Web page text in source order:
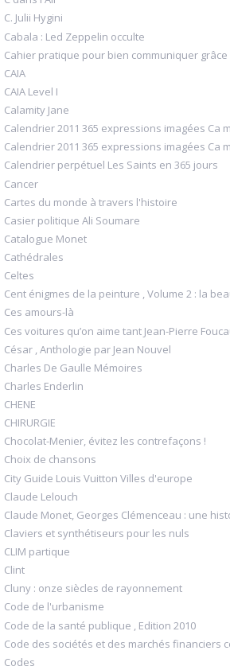
C. Julii Hygini
Cabala : Led Zeppelin occulte
Cahier pratique pour bien communiquer grâce
CAIA
CAIA Level I
Calamity Jane
Calendrier 2011 365 expressions imagées Ca
Calendrier 2011 365 expressions imagées Ca
Calendrier perpétuel Les Saints en 365 jours
Cancer
Cartes du monde à travers l'histoire
Casier politique Ali Soumare
Catalogue Monet
Cathédrales
Celtes
Cent énigmes de la peinture , Volume 2 : la
Ces amours-là
Ces voitures qu’on aime tant Jean-Pierre
César , Anthologie par Jean Nouvel
Charles De Gaulle Mémoires
Charles Enderlin
CHENE
CHIRURGIE
Chocolat-Menier, évitez les contrefaçons !
Choix de chansons
City Guide Louis Vuitton Villes d'europe
Claude Lelouch
Claude Monet, Georges Clémenceau : une
Claviers et synthétiseurs pour les nuls
CLIM partique
Clint
Cluny : onze siècles de rayonnement
Code de l'urbanisme
Code de la santé publique , Edition 2010
Code des sociétés et des marchés financiers
Codes